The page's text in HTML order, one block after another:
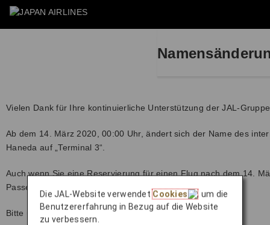
Vielen Dank für Ihre kontinuierliche Unterstützung der JAL-
Ab dem 14. März 2020, 00:00 Uhr, ändert sich der Name des
Haneda auf „Terminal 3“.
Auch wenn Sie eine Reservierung für einen Flug nach dem 14.
Passenger Terminal“ angezeigt werden.
Bitte überprüfen Sie Ihr Abflugterminal.
Die JAL-Website verwendet Cookies
, um die
Benutzererfahrung in Bezug auf die Website
zu verbessern.